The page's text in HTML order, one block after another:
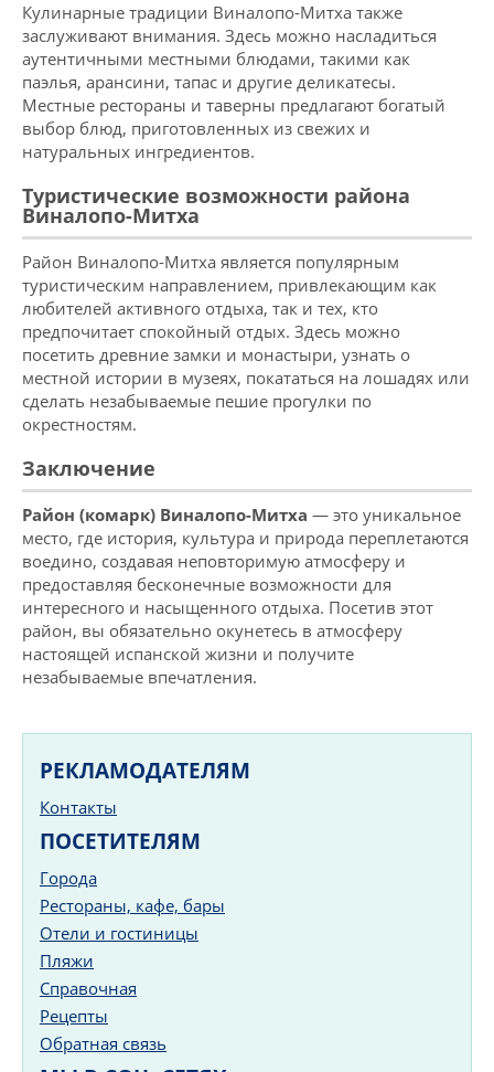
Кулинарные традиции Виналопо-Митха также
заслуживают внимания. Здесь можно насладиться
аутентичными местными блюдами, такими как
паэлья, арансини, тапас и другие деликатесы.
Местные рестораны и таверны предлагают богатый
выбор блюд, приготовленных из свежих и
натуральных ингредиентов.
Туристические возможности района
Виналопо-Митха
Район Виналопо-Митха является популярным
туристическим направлением, привлекающим как
любителей активного отдыха, так и тех, кто
предпочитает спокойный отдых. Здесь можно
посетить древние замки и монастыри, узнать о
местной истории в музеях, покататься на лошадях или
сделать незабываемые пешие прогулки по
окрестностям.
Заключение
Район (комарк) Виналопо-Митха — это уникальное
место, где история, культура и природа переплетаются
воедино, создавая неповторимую атмосферу и
предоставляя бесконечные возможности для
интересного и насыщенного отдыха. Посетив этот
район, вы обязательно окунетесь в атмосферу
настоящей испанской жизни и получите
незабываемые впечатления.
РЕКЛАМОДАТЕЛЯМ
Контакты
ПОСЕТИТЕЛЯМ
Города
Рестораны, кафе, бары
Отели и гостиницы
Пляжи
Справочная
Рецепты
Обратная связь